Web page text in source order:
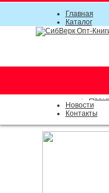
Главная
Каталог
Прайс-
Новости
Контакты